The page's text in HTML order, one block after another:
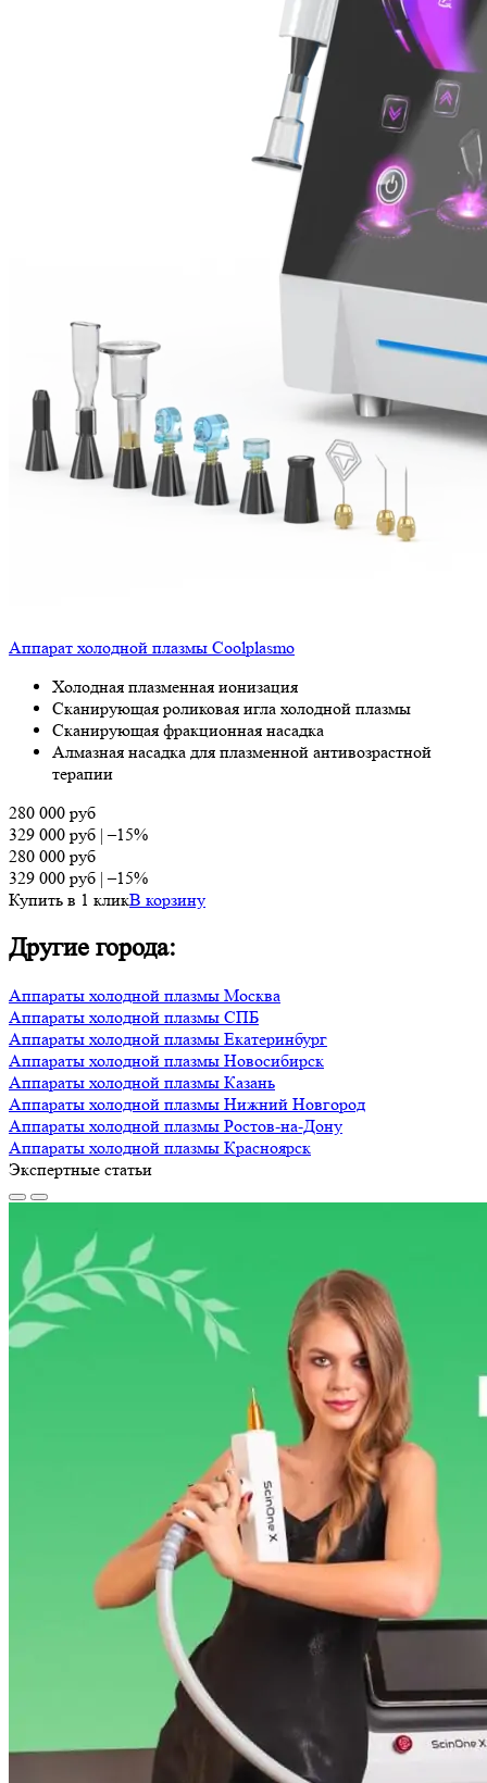
Аппарат холодной плазмы Coolplasmo
Холодная плазменная ионизация
Сканирующая роликовая игла холодной плазмы
Сканирующая фракционная насадка
Алмазная насадка для плазменной антивозрастной
терапии
280 000 руб
329 000 руб |–15%
280 000 руб
329 000 руб |–15%
Купить в 1 кликВ корзину
Другие города:
Аппараты холодной плазмы Москва
Аппараты холодной плазмы СПБ
Аппараты холодной плазмы Екатеринбург
Аппараты холодной плазмы Новосибирск
Аппараты холодной плазмы Казань
Аппараты холодной плазмы Нижний Новгород
Аппараты холодной плазмы Ростов-на-Дону
Аппараты холодной плазмы Красноярск
Экспертные статьи